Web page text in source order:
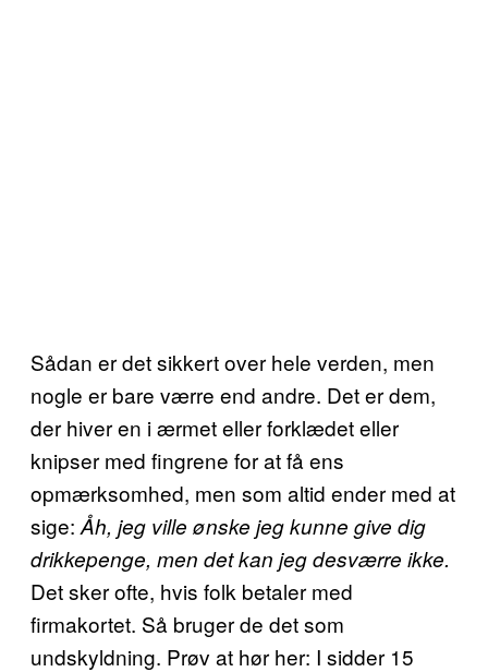
Sådan er det sikkert over hele verden, men
nogle er bare værre end andre. Det er dem,
der hiver en i ærmet eller forklædet eller
knipser med fingrene for at få ens
opmærksomhed, men som altid ender med at
sige: Åh, jeg ville ønske jeg kunne give dig
drikkepenge, men det kan jeg desværre ikke.
Det sker ofte, hvis folk betaler med
firmakortet. Så bruger de det som
undskyldning. Prøv at hør her: I sidder 15